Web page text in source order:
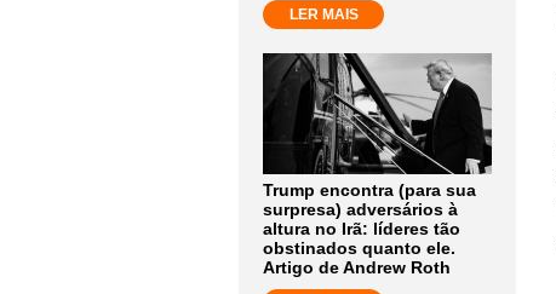
LER MAIS
Trump encontra (para sua
surpresa) adversários à
altura no Irã: líderes tão
obstinados quanto ele.
Artigo de Andrew Roth